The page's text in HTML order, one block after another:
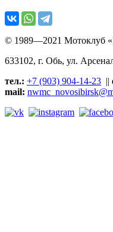
© 1989—2021 Мотоклуб
633102, г. Обь, ул.
тел.: +7 (903) 904-14-23 ||
mail: